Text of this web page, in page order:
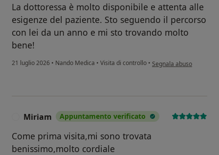
La dottoressa è molto disponibile e attenta alle
esigenze del paziente. Sto seguendo il percorso
con lei da un anno e mi sto trovando molto
bene!
21 luglio 2026 • Nando Medica • Visita di controllo • secondo l'opinione
Segnala abuso
Miriam Appuntamento verificato
Come prima visita,mi sono trovata
benissimo,molto cordiale